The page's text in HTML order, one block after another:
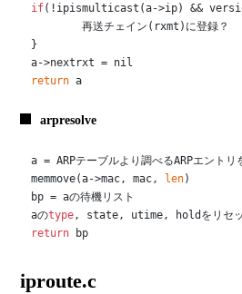
if(!ipismulticast(a->ip) &&
	再送チェイン(rxmt)に登録？
}
return a
arpresolve
a = ARPテーブルより調べるARPエントリ
memmove(a->mac, mac,
len)
bp = aの待機リスト
aのtype
return bp
iproute.c